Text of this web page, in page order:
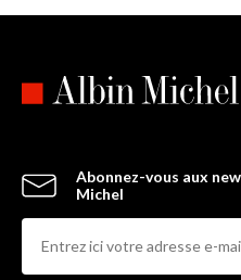
Abonnez-vous aux
Michel